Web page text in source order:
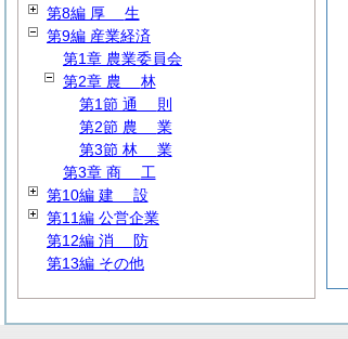
第8編 厚 生
第9編 産業経済
第1章 農業委員会
第2章 農 林
第1節 通 則
第2節 農 業
第3節 林 業
第3章 商 工
第10編 建 設
第11編 公営企業
第12編 消 防
第13編 その他